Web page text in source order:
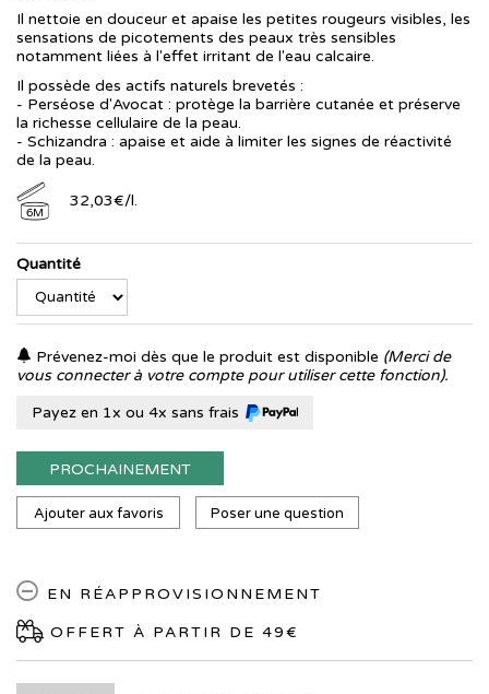
Il nettoie en douceur et apaise les petites rougeurs visibles, les
sensations de picotements des peaux très sensibles
notamment liées à l'effet irritant de l'eau calcaire.
Il possède des actifs naturels brevetés :
- Perséose d'Avocat : protège la barrière cutanée et préserve
la richesse cellulaire de la peau.
- Schizandra : apaise et aide à limiter les signes de réactivité
de la peau.
6M
32,03€/l.
Quantité
Prévenez-moi dès que le produit est disponible (Merci de
vous connecter à votre compte pour utiliser cette fonction).
Payez en 1x ou 4x sans frais
PROCHAINEMENT
Ajouter aux favoris Poser une question
EN RÉAPPROVISIONNEMENT
OFFERT À PARTIR DE 49€